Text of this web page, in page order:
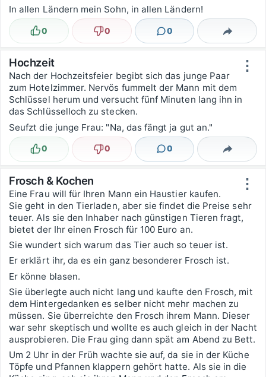
In allen Ländern mein Sohn, in allen Ländern!
Lustig
0 Nicht lustig
0 0
Kommentare Teilen
⋮
Hochzeit
Nach der Hochzeitsfeier begibt sich das junge Paar
zum Hotelzimmer. Nervös fummelt der Mann mit dem
Schlüssel herum und versucht fünf Minuten lang ihn in
das Schlüsselloch zu stecken.
Seufzt die junge Frau: "Na, das fängt ja gut an."
Lustig
0 Nicht lustig
0 0
Kommentare Teilen
⋮
Frosch & Kochen
Eine Frau will für Ihren Mann ein Haustier kaufen.
Sie geht in den Tierladen, aber sie findet die Preise sehr
teuer. Als sie den Inhaber nach günstigen Tieren fragt,
bietet der Ihr einen Frosch für 100 Euro an.
Sie wundert sich warum das Tier auch so teuer ist.
Er erklärt ihr, da es ein ganz besonderer Frosch ist.
Er könne blasen.
Sie überlegte auch nicht lang und kaufte den Frosch, mit
dem Hintergedanken es selber nicht mehr machen zu
müssen. Sie überreichte den Frosch ihrem Mann. Dieser
war sehr skeptisch und wollte es auch gleich in der Nacht
ausprobieren. Die Frau ging dann spät am Abend zu Bett.
Um 2 Uhr in der Früh wachte sie auf, da sie in der Küche
Töpfe und Pfannen klappern gehört hatte. Als sie in die